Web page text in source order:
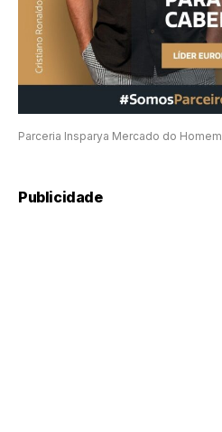
Parceria Insparya Mercado do Homem
Publicidade